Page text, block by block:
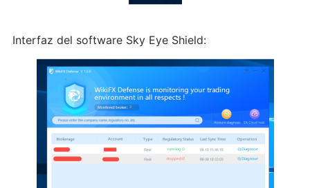
Interfaz del software Sky Eye Shield: